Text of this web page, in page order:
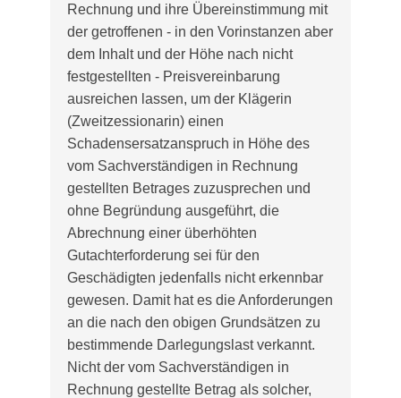
Rechnung und ihre Übereinstimmung mit
der getroffenen - in den Vorinstanzen aber
dem Inhalt und der Höhe nach nicht
festgestellten - Preisvereinbarung
ausreichen lassen, um der Klägerin
(Zweitzessionarin) einen
Schadensersatzanspruch in Höhe des
vom Sachverständigen in Rechnung
gestellten Betrages zuzusprechen und
ohne Begründung ausgeführt, die
Abrechnung einer überhöhten
Gutachterforderung sei für den
Geschädigten jedenfalls nicht erkennbar
gewesen. Damit hat es die Anforderungen
an die nach den obigen Grundsätzen zu
bestimmende Darlegungslast verkannt.
Nicht der vom Sachverständigen in
Rechnung gestellte Betrag als solcher,